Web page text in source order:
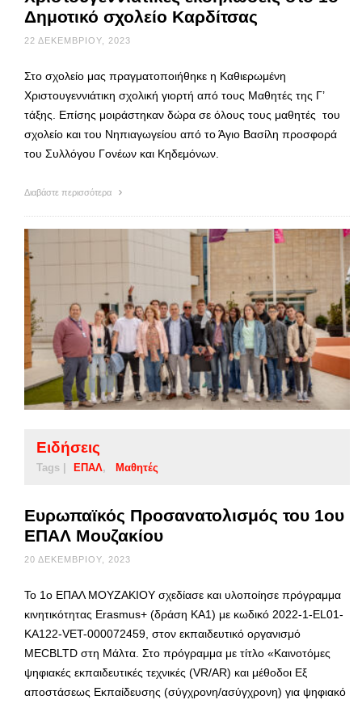
Δημοτικό σχολείο Καρδίτσας
22 ΔΕΚΕΜΒΡΊΟΥ, 2023
Στο σχολείο μας πραγματοποιήθηκε η Καθιερωμένη
Χριστουγεννιάτικη σχολική γιορτή από τους Μαθητές της Γ’
τάξης. Επίσης μοιράστηκαν δώρα σε όλους τους μαθητές του
σχολείο και του Νηπιαγωγείου από το Άγιο Βασίλη προσφορά
του Συλλόγου Γονέων και Κηδεμόνων.
Διαβάστε περισσότερα
Ειδήσεις
Tags | ΕΠΑΛ Μαθητές
Ευρωπαϊκός Προσανατολισμός του 1ου
ΕΠΑΛ Μουζακίου
20 ΔΕΚΕΜΒΡΊΟΥ, 2023
To 1ο ΕΠΑΛ ΜΟΥΖΑΚΙΟΥ σχεδίασε και υλοποίησε πρόγραμμα
κινητικότητας Erasmus+ (δράση ΚΑ1) με κωδικό 2022-1-EL01-
KA122-VET-000072459, στον εκπαιδευτικό οργανισμό
MECBLTD στη Μάλτα. Στο πρόγραμμα με τίτλο «Καινοτόμες
ψηφιακές εκπαιδευτικές τεχνικές (VR/AR) και μέθοδοι Εξ
αποστάσεως Εκπαίδευσης (σύγχρονη/ασύγχρονη) για ψηφιακό